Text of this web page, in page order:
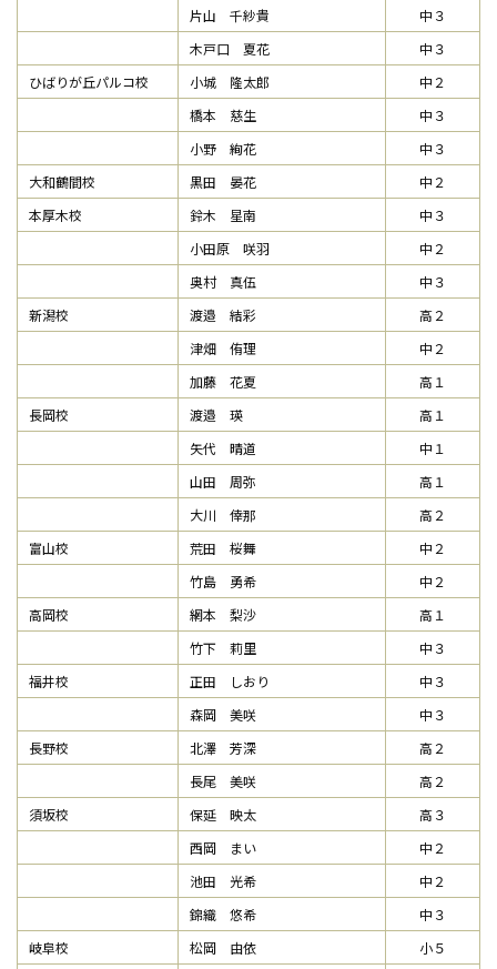
片山 千紗貴
中３
木戸口 夏花
中３
ひばりが丘パルコ校
小城 隆太郎
中２
橋本 慈生
中３
小野 絢花
中３
大和鶴間校
黒田 晏花
中２
本厚木校
鈴木 星南
中３
小田原 咲羽
中２
奥村 真伍
中３
新潟校
渡邉 結彩
高２
津畑 侑理
中２
加藤 花夏
高１
長岡校
渡邉 瑛
高１
矢代 晴道
中１
山田 周弥
高１
大川 倖那
高２
富山校
荒田 桜舞
中２
竹島 勇希
中２
高岡校
網本 梨沙
高１
竹下 莉里
中３
福井校
正田 しおり
中３
森岡 美咲
中３
長野校
北澤 芳深
高２
長尾 美咲
高２
須坂校
保延 映太
高３
西岡 まい
中２
池田 光希
中２
錦織 悠希
中３
岐阜校
松岡 由依
小５